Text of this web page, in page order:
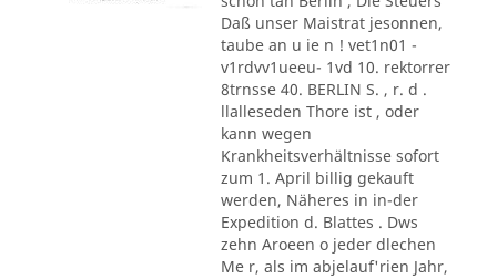
Daß unser Maistrat jesonnen,
taube an u ie n ! vet1n01 -
v1rdvv1ueeu- 1vd 10. rektorrer
8trnsse 40. BERLIN S. , r. d .
llalleseden Thore ist , oder
kann wegen
Krankheitsverhältnisse sofort
zum 1. April billig gekauft
werden, Näheres in in-der
Expedition d. Blattes . Dws
zehn Aroeen o jeder dlechen
Me r, als im abjelauf'rien Jahr,